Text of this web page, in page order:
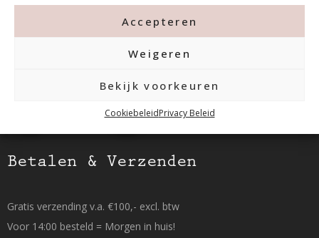
Accepteren
Weigeren
Bekijk voorkeuren
CookiebeleidPrivacy Beleid
Betalen & Verzenden
Gratis verzending v.a. €100,- excl. btw
Voor 14:00 besteld = Morgen in huis!